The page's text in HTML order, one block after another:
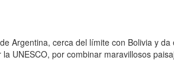
Argentina, cerca del límite con Bolivia y da
UNESCO, por combinar maravillosos